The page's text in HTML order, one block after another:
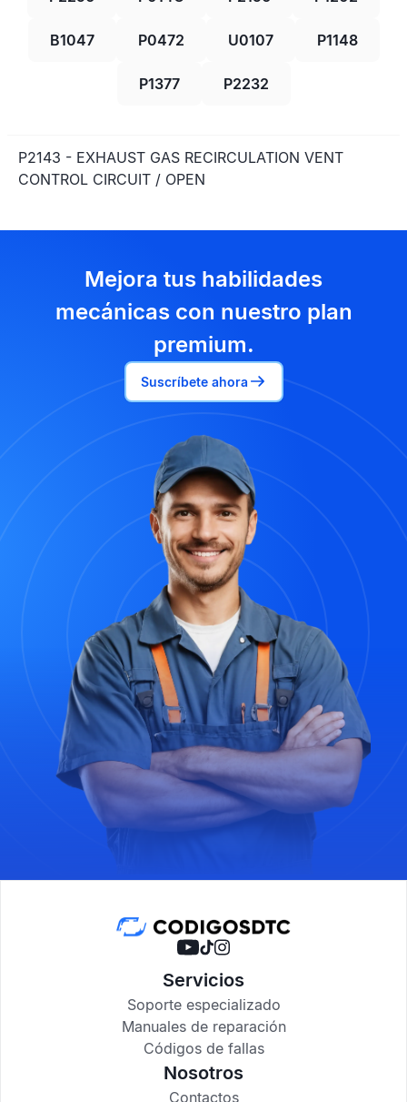
B1047 P0472 U0107 P1148
P1377 P2232
P2143 - EXHAUST GAS RECIRCULATION VENT
CONTROL CIRCUIT / OPEN
Mejora tus habilidades
mecánicas con nuestro plan
premium.
Suscríbete ahora
Servicios
Soporte especializado
Manuales de reparación
Códigos de fallas
Nosotros
Contactos